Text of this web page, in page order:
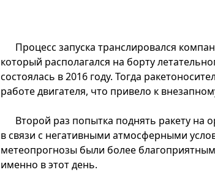
Процесс запуска транслировался
который располагался на борту
состоялась в 2016 году. Тогда
работе двигателя, что привело к
Второй раз попытка поднять ракету на
в связи с негативными атмосферными
метеопрогнозы были более
именно в этот день.